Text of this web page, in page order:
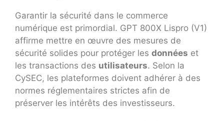
Garantir la sécurité dans le commerce
numérique est primordial. GPT 800X Lispro (V1)
affirme mettre en œuvre des mesures de
sécurité solides pour protéger les données et
les transactions des utilisateurs. Selon la
CySEC, les plateformes doivent adhérer à des
normes réglementaires strictes afin de
préserver les intérêts des investisseurs.